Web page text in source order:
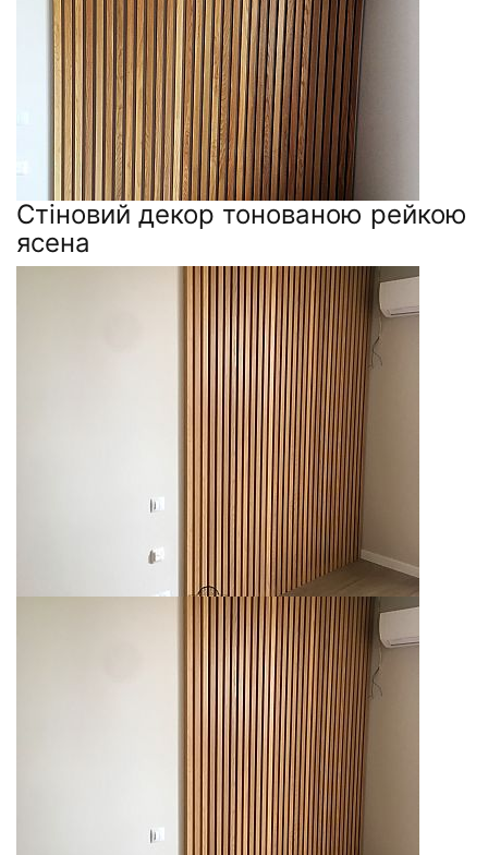
Стіновий декор тонованою рейкою
ясена